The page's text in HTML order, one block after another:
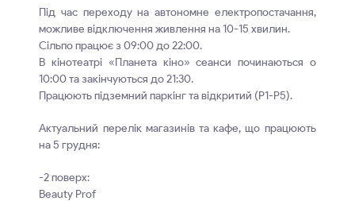
Під час переходу на автономне електропостачання,
можливе відключення живлення на 10-15 хвилин.
Сільпо працює з 09:00 до 22:00.
В кінотеатрі «Планета кіно» сеанси починаються о
10:00 та закінчуються до 21:30.
Працюють підземний паркінг та відкритий (Р1-Р5).
Актуальний перелік магазинів та кафе, що працюють
на 5 грудня:
-2 поверх:
Beauty Prof